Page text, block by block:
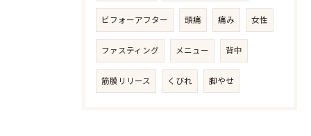
ビフォーアフター 頭痛 痛み 女性
ファスティング メニュー 背中
筋膜リリース くびれ 脚やせ